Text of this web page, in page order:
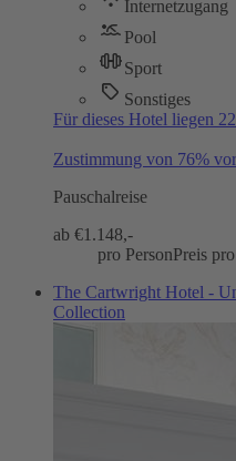
Internetzugang
Pool
Sport
Sonstiges
Für dieses Hotel liegen
Zustimmung von 76% vor
Pauschalreise
ab €1.148,-
pro PersonPreis
The Cartwright Hotel -
Collection